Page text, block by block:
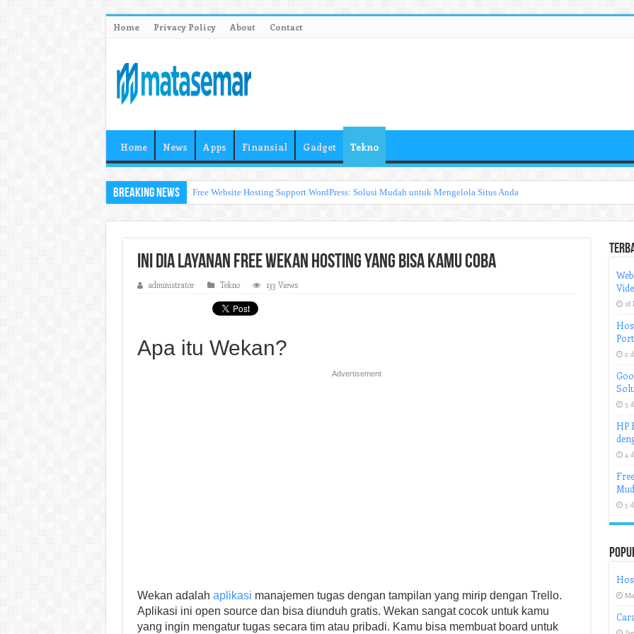
Home Privacy Policy About Contact
Home News Apps Finansial Gadget Tekno
Breaking News Free Website Hosting Support WordPress: Solusi Mudah untuk Mengelola Situs Anda
Ini Dia Layanan Free Wekan Hosting yang Bisa Kamu Coba
administrator Tekno 133 Views
Apa itu Wekan?
Advertisement
Wekan adalah aplikasi manajemen tugas dengan tampilan yang mirip dengan Trello.
Aplikasi ini open source dan bisa diunduh gratis. Wekan sangat cocok untuk kamu
yang ingin mengatur tugas secara tim atau pribadi. Kamu bisa membuat board untuk
2
3
HP
4
5